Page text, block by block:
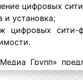
цифровых
и установка;
цифровых сити-
Групп»
цены